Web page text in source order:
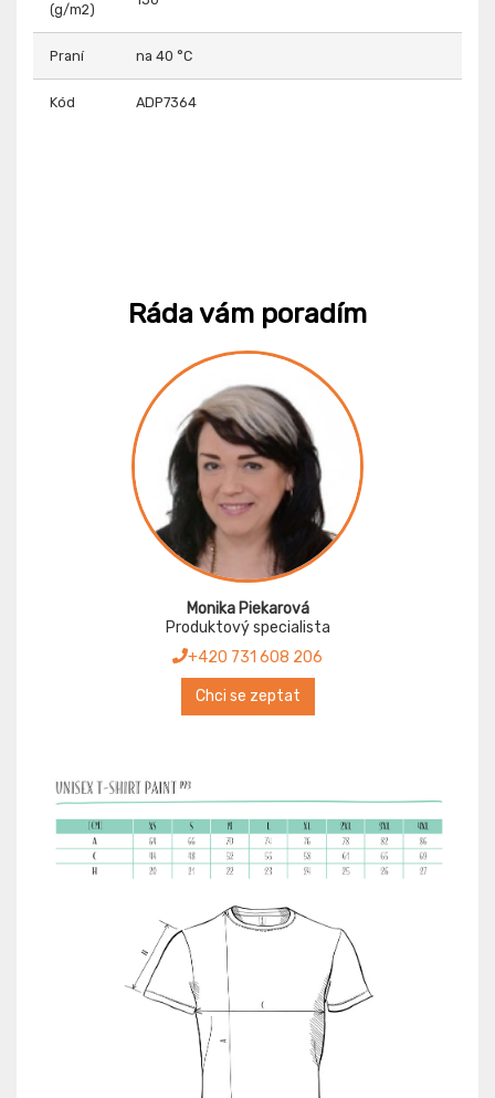
(g/m2)
Praní na 40 °C
Kód ADP7364
Ráda vám poradím
Monika Piekarová
Produktový specialista
+420 731 608 206
Chci se zeptat